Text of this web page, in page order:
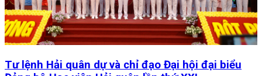
Tư lệnh Hải quân dự và chỉ đạo Đại hội đại biểu